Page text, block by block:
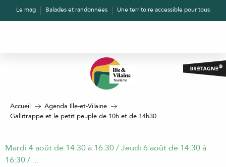
AllerLe mag Balades et randonnées Une territoire accessible pour tous
Accueil
Agenda Ille-et-Vilaine
Gallitrappe et le petit peuple de 10h et de 14h30
Mardi 4 août de 14:30 à 16:30 / Jeudi 6 août de 14:30 à
16:30 / ...